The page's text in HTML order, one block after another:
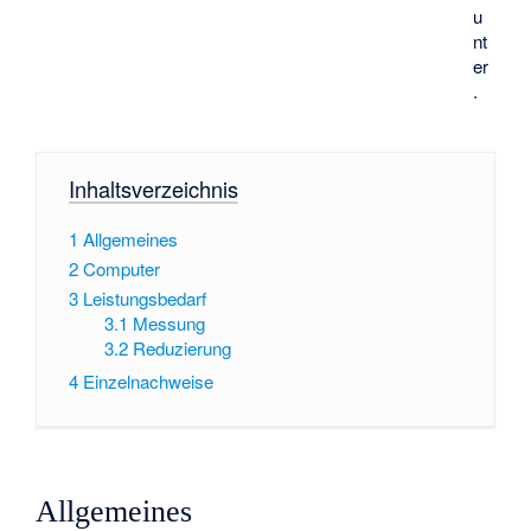
u
nt
er
.
Inhaltsverzeichnis
1 Allgemeines
2Computer
3 Leistungsbedarf
3.1 Messung
3.2 Reduzierung
4 Einzelnachweise
Allgemeines